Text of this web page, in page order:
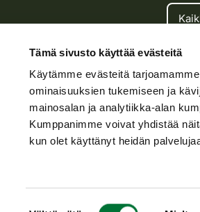
Tämä sivusto käyttää evästeitä
Käytämme evästeitä
ominaisuuksien tukemiseen ja
mainosalan ja analytiikka-alan
Kumppanimme voivat yhdistää
kun olet käyttänyt heidän
Oma
Lupa-